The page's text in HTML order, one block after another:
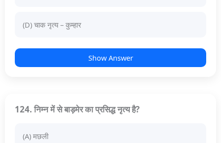
(D) चाक नृत्य – कुम्हार
Show Answer
124. निम्न में से बाड़मेर का प्रसिद्ध नृत्य है?
(A) मछली